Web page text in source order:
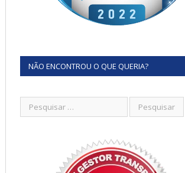
NÃO ENCONTROU O QUE QUERIA?